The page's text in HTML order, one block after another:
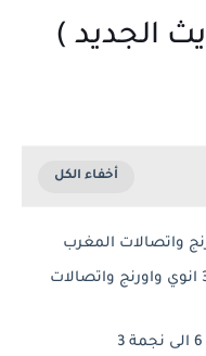
تطبيق تحويل نجمة 6 الى نجمة 3 انوي واورنج واتصالات